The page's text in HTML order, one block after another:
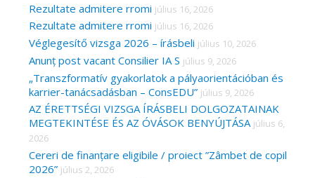
:Rezultate admitere rromi július 16, 2026
Rezultate admitere rromi július 16, 2026
Véglegesítő vizsga 2026 – írásbeli július 10, 2026
Anunț post vacant Consilier IA S július 9, 2026
„Transzformatív gyakorlatok a pályaorientációban és
karrier-tanácsadásban – ConsEDU” július 9, 2026
AZ ÉRETTSÉGI VIZSGA ÍRÁSBELI DOLGOZATAINAK
MEGTEKINTÉSE ÉS AZ ÓVÁSOK BENYÚJTÁSA július 6,
2026
Cereri de finanțare eligibile / proiect ”Zâmbet de copil
2026” július 2, 2026